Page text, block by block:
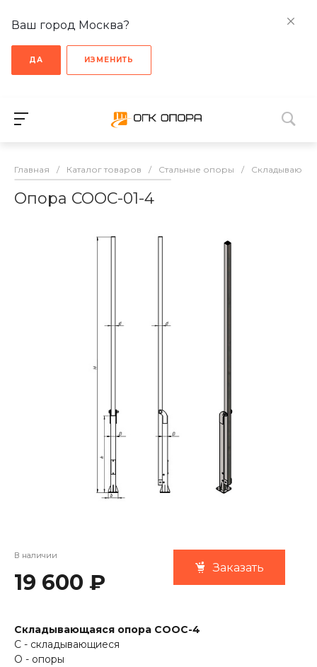
Ваш город Москва?
ДА ИЗМЕНИТЬ
Главная / Каталог товаров / Стальные опоры /
Опора СООС-01-4
В наличии
19 600 ₽
Заказать
Складывающаяся опора COOC-4
С - складывающиеся
О - опоры